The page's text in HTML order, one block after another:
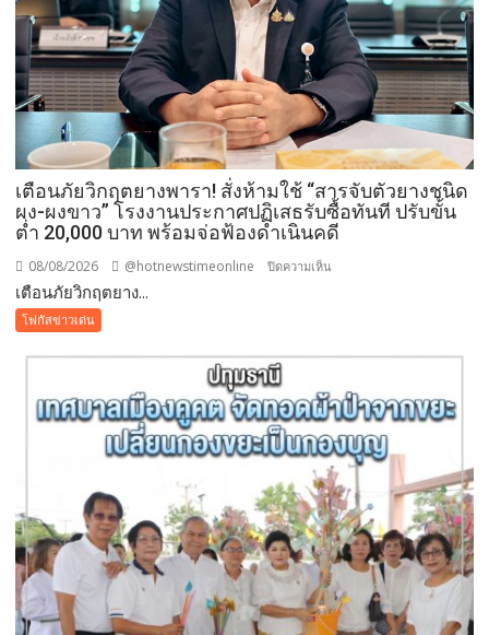
2569
เปิด
พื้นที่
ศรัทธา
คู่
ขนาน
พืช
สวน
เตือนภัยวิกฤตยางพารา! สั่งห้ามใช้ “สารจับตัวยางชนิด
ผง-ผงขาว” โรงงานประกาศปฏิเสธรับซื้อทันที ปรับขั้น
ต่ำ 20,000 บาท พร้อมจ่อฟ้องดำเนินคดี
08/08/2026 @hotnewstimeonline ปิดความเห็น
ยางพารา!
ห้าม
ใช้
“สาร
จับ
ตัว
ยาง
ชนิด
ผง-
ผงขาว”
โรงงาน
เตือนภัยวิกฤตยาง...
โฟกัสข่าวเด่น